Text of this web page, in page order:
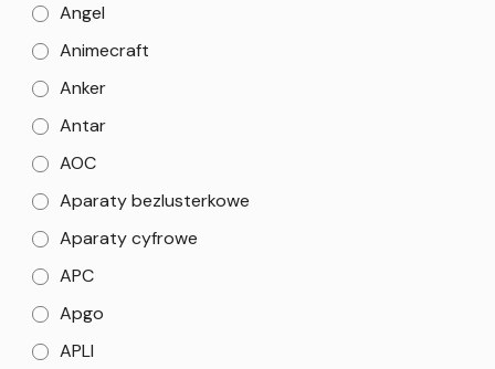
Angel
Animecraft
Anker
Antar
AOC
Aparaty bezlusterkowe
Aparaty cyfrowe
APC
Apgo
APLI